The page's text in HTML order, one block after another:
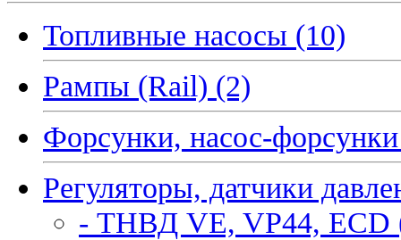
Топливные насосы (10)
Рампы (Rail) (2)
Форсунки, насос-
Регуляторы, датчики
- ТНВД VE, VP44, ECD